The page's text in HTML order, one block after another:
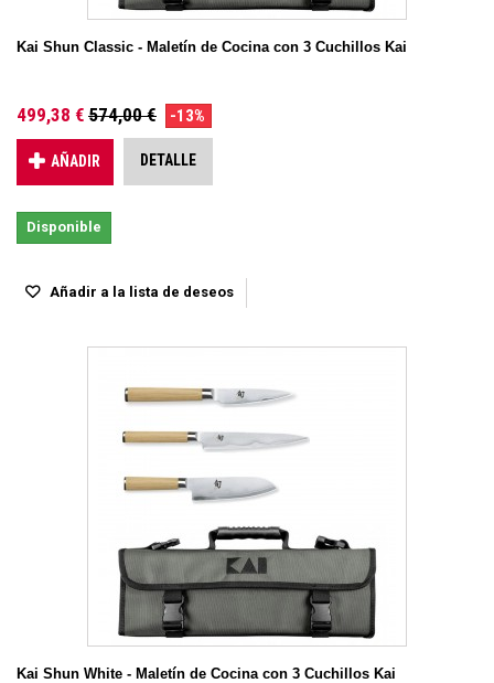
Kai Shun Classic - Maletín de Cocina con 3 Cuchillos Kai
499,38 € 574,00 € -13%
AÑADIR DETALLE
Disponible
Añadir a la lista de deseos
Kai Shun White - Maletín de Cocina con 3 Cuchillos Kai